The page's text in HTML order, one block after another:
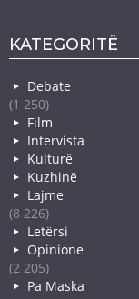
KATEGORITË
Debate
(1 250)
Film
Intervista
Kulturë
Kuzhinë
Lajme
(8 226)
Letërsi
Opinione
(2 205)
Pa Maska